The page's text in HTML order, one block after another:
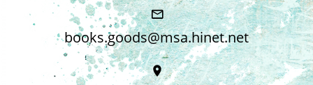
books.goods@msa.hinet.net